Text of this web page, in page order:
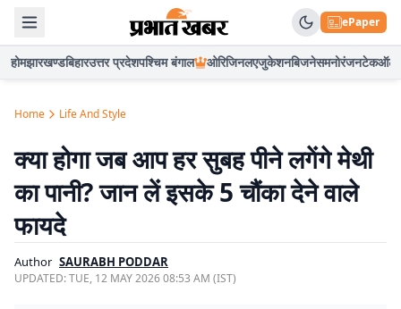
ePaper
होमझारखण्डबिहारउत्तर प्रदेशपश्चिम बंगाल ओरिजिनलएजुकेशनबिजनेसमनोरंजनटेकऑटो
Home Life And Style
क्या होगा जब आप हर सुबह पीने लगेंगे मेथी
का पानी? जान लें इसके 5 चौंका देने वाले
फायदे
Author SAURABH PODDAR
UPDATED:TUE, 12 MAY 2026 08:53 AM (IST)